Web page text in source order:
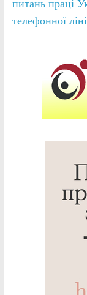
питань праці
телефонної